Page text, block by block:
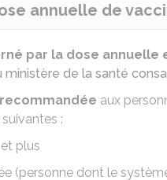
annuelle de
par la dose annuelle
ministère de la santé
aux
:
plus
(personne dont le